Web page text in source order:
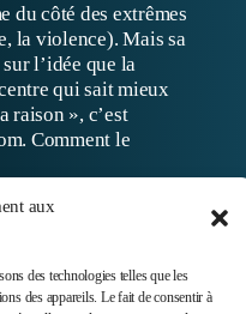
aux
des technologies telles que les
des appareils. Le fait de consentir à
du côté des extrêmes
la violence). Mais sa
l’idée que la
qui sait mieux
raison », c’est
Comment le